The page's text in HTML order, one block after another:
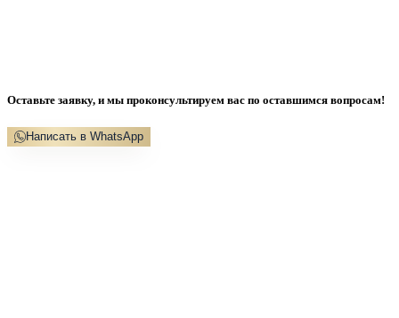
Оставьте заявку, и мы проконсультируем вас по оставшимся вопросам!
Написать в WhatsApp